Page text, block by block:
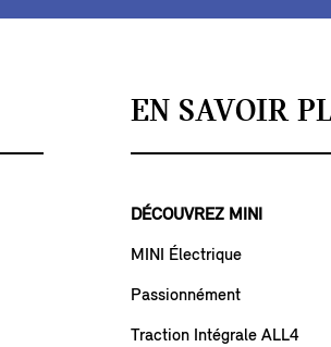
EN SAVOIR
DÉCOUVREZ MINI
MINI Électrique
Passionnément
Traction Intégrale ALL4